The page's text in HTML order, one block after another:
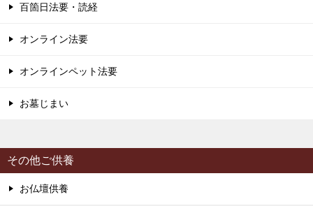
百箇日法要・読経
オンライン法要
オンラインペット法要
お墓じまい
その他ご供養
お仏壇供養